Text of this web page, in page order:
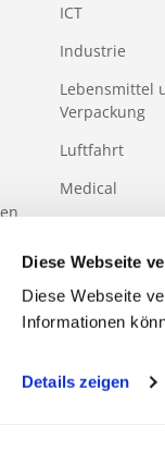
Diese Webseite
Diese Webseite
Informationen
Details zeigen
ICT
Industrie
Lebensmittel
Verpackung
Luftfahrt
Medical
Tourismus